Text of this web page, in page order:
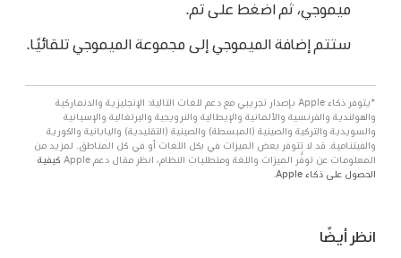
ميموجي، ثم اضغط على تم.
ستتم إضافة الميموجي إلى مجموعة الميموجي تلقائيًا.
*يتوفر ذكاء Apple بإصدار تجريبي مع دعم للغات التالية: الإنجليزية والدنماركية
والهولندية والفرنسية والألمانية والإيطالية والنرويجية والبرتغالية والإسبانية
والسويدية والتركية والصينية (المبسطة) والصينية (التقليدية) واليابانية والكورية
والفيتنامية. قد لا تتوفر بعض الميزات في بكل اللغات أو في كل المناطق. لمزيد من
المعلومات عن توفُّر الميزات واللغة ومتطلبات النظام، انظر مقال دعم Apple
كيفية
الحصول على ذكاء Apple
انظر أيضًا